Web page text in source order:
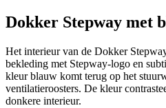
Dokker Stepway met
Het interieur van de Dokker
bekleding met Stepway-logo en
kleur blauw komt terug op het
ventilatieroosters. De kleur
donkere interieur.